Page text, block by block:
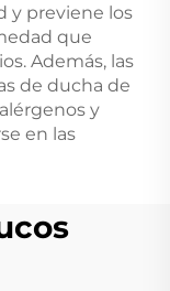
y previene los
que
Además, las
de ducha de
y
en las